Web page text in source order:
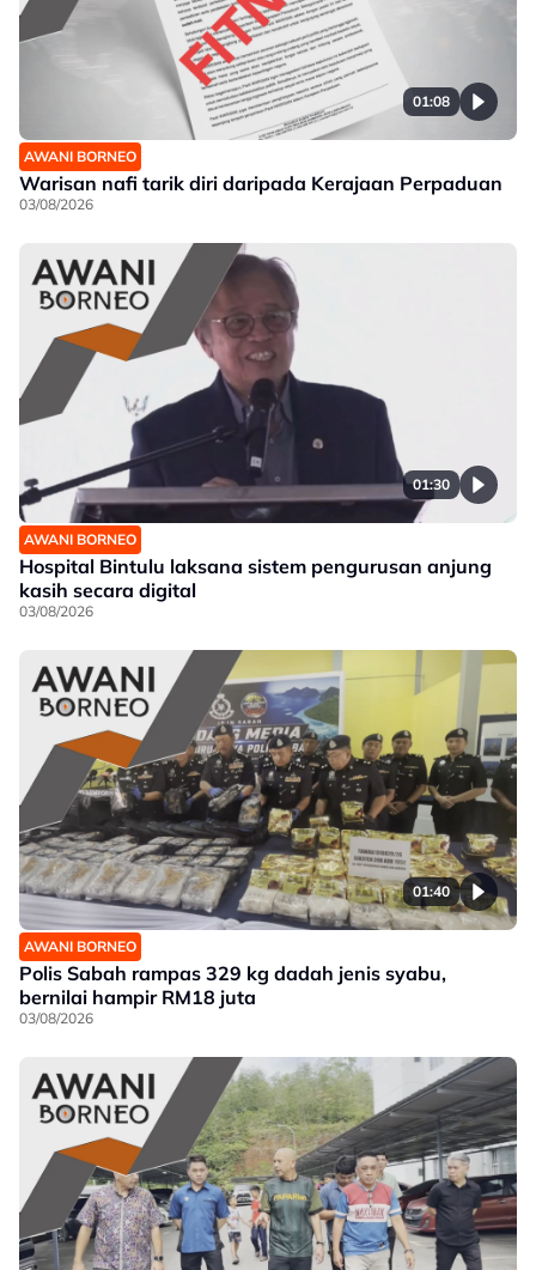
01:08
AWANI BORNEO
Warisan nafi tarik diri daripada Kerajaan Perpaduan
03/08/2026
01:30
AWANI BORNEO
Hospital Bintulu laksana sistem pengurusan anjung
kasih secara digital
03/08/2026
01:40
AWANI BORNEO
Polis Sabah rampas 329 kg dadah jenis syabu,
bernilai hampir RM18 juta
03/08/2026